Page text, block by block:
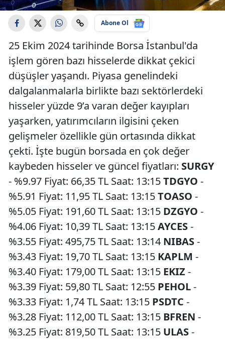
Abone Ol
25 Ekim 2024 tarihinde Borsa İstanbul'da
işlem gören bazı hisselerde dikkat çekici
düşüşler yaşandı. Piyasa genelindeki
dalgalanmalarla birlikte bazı sektörlerdeki
hisseler yüzde 9’a varan değer kayıpları
yaşarken, yatırımcıların ilgisini çeken
gelişmeler özellikle gün ortasında dikkat
çekti. İşte bugün borsada en çok değer
kaybeden hisseler ve güncel fiyatları: SURGY
- %9.97 Fiyat: 66,35 TL Saat: 13:15TDGYO -
%5.91 Fiyat: 11,95 TL Saat: 13:15TOASO -
%5.05 Fiyat: 191,60 TL Saat: 13:15 DZGYO -
%4.06 Fiyat: 10,39 TL Saat: 13:15AYCES-
%3.55 Fiyat: 495,75 TL Saat: 13:14 NIBAS-
%3.43 Fiyat: 19,70 TL Saat: 13:15 KAPLM -
%3.40 Fiyat: 179,00 TL Saat: 13:15 EKIZ -
%3.39 Fiyat: 59,80 TL Saat: 12:55 PEHOL-
%3.33 Fiyat: 1,74 TL Saat: 13:15 PSDTC -
%3.28 Fiyat: 112,00 TL Saat: 13:15 BFREN -
%3.25 Fiyat: 819,50 TL Saat: 13:15 ULAS-